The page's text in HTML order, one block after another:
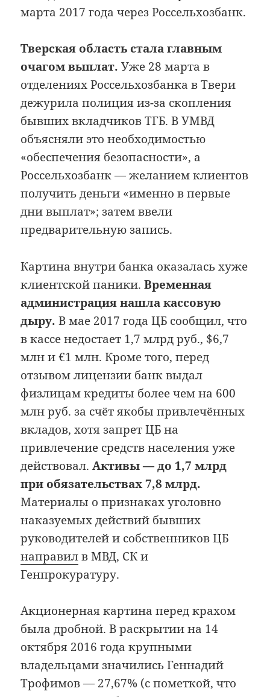
марта 2017 года через Россельхозбанк.
Тверская область стала главным
очагом выплат. Уже 28 марта в
отделениях Россельхозбанка в Твери
дежурила полиция из-за скопления
бывших вкладчиков ТГБ. В УМВД
объясняли это необходимостью
«обеспечения безопасности», а
Россельхозбанк — желанием клиентов
получить деньги «именно в первые
дни выплат»; затем ввели
предварительную запись.
Картина внутри банка оказалась хуже
клиентской паники.Временная
администрация нашла кассовую
дыру. В мае 2017 года ЦБ сообщил, что
в кассе недостает 1,7 млрд руб., $6,7
млн и €1 млн. Кроме того, перед
отзывом лицензии банк выдал
физлицам кредиты более чем на 600
млн руб. за счёт якобы привлечённых
вкладов, хотя запрет ЦБ на
привлечение средств населения уже
действовал.Активы — до 1,7 млрд
при обязательствах 7,8 млрд.
Материалы о признаках уголовно
наказуемых действий бывших
руководителей и собственников ЦБ
направилв МВД, СК и
Генпрокуратуру.
Акционерная картина перед крахом
была дробной. В раскрытии на 14
октября 2016 года крупными
владельцами значились Геннадий
Трофимов — 27,67% (с пометкой, что